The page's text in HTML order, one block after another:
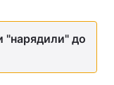
"нарядили" до